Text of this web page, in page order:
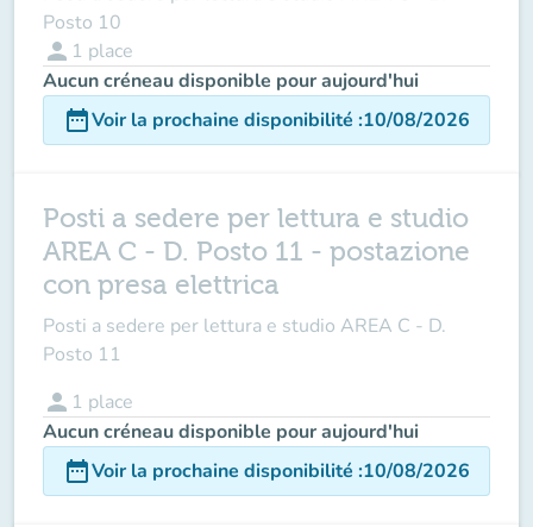
Posto 10
person 1 place
Aucun créneau disponible pour aujourd'hui
date_rangeVoir la prochaine disponibilité :10/08/2026
Posti a sedere per lettura e studio
AREA C - D. Posto 11 - postazione
con presa elettrica
Posti a sedere per lettura e studio AREA C - D.
Posto 11
person 1 place
Aucun créneau disponible pour aujourd'hui
date_rangeVoir la prochaine disponibilité :10/08/2026